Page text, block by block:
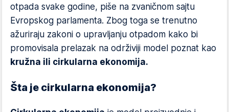
otpada svake godine, piše na zvaničnom sajtu
Evropskog parlamenta. Zbog toga se trenutno
ažuriraju zakoni o upravljanju otpadom kako bi
promovisala prelazak na održiviji model poznat kao
kružna ili cirkularna ekonomija.
Šta je cirkularna ekonomija?